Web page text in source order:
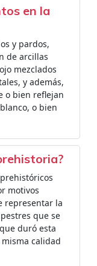
en la
y pardos,
de arcillas
mezclados
y además,
o bien reflejan
o bien
motivos
representar la
que se
duró esta
calidad